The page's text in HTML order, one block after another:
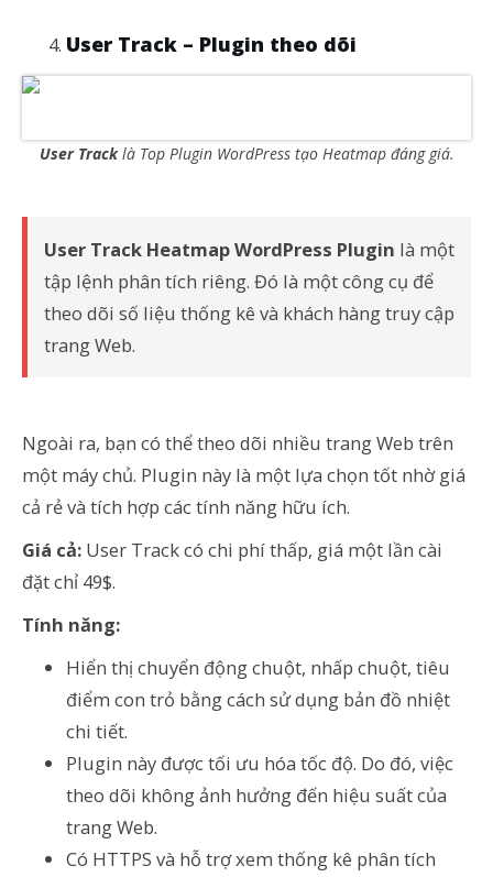
User Track – Plugin theo dõi
User Tracklà Top Plugin WordPress tạo Heatmap đáng giá.
User Track Heatmap WordPress Plugin là một
tập lệnh phân tích riêng. Đó là một công cụ để
theo dõi số liệu thống kê và khách hàng truy cập
trang Web.
Ngoài ra, bạn có thể theo dõi nhiều trang Web trên
một máy chủ. Plugin này là một lựa chọn tốt nhờ giá
cả rẻ và tích hợp các tính năng hữu ích.
Giá cả: User Track có chi phí thấp, giá một lần cài
đặt chỉ 49$.
Tính năng:
Hiển thị chuyển động chuột, nhấp chuột, tiêu
điểm con trỏ bằng cách sử dụng bản đồ nhiệt
chi tiết.
Plugin này được tối ưu hóa tốc độ. Do đó, việc
theo dõi không ảnh hưởng đến hiệu suất của
trang Web.
Có HTTPS và hỗ trợ xem thống kê phân tích